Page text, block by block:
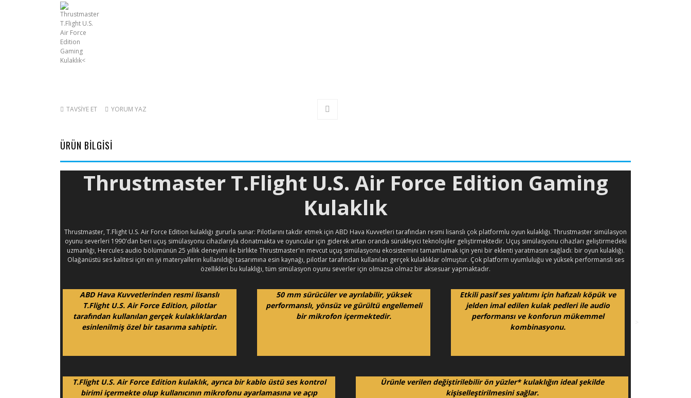
TAVSİYE ET YORUM YAZ
ÜRÜN BİLGİSİ
Thrustmaster T.Flight U.S. Air Force Edition Gaming
Kulaklık
Thrustmaster, T.Flight U.S. Air Force Edition kulaklığı gururla sunar: Pilotlarını takdir etmek için ABD Hava Kuvvetleri tarafından resmi lisanslı çok platformlu oyun kulaklığı. Thrustmaster simülasyon
oyunu severleri 1990'dan beri uçuş simülasyonu cihazlarıyla donatmakta ve oyuncular için giderek artan oranda sürükleyici teknolojiler geliştirmektedir. Uçuş simülasyonu cihazları geliştirmedeki
uzmanlığı, Hercules audio bölümünün 25 yıllık deneyimi ile birlikte Thrustmaster'ın mevcut uçuş simülasyonu ekosistemini tamamlamak için yeni bir eklenti yaratmasını sağladı: bir oyun kulaklığı.
Olağanüstü ses kalitesi için en iyi materyallerin kullanıldığı tasarımına esin kaynağı, pilotlar tarafından kullanılan gerçek kulaklıklar olmuştur. Çok platform uyumluluğu ve yüksek performanslı ses
özellikleri bu kulaklığı, tüm simülasyon oyunu severler için olmazsa olmaz bir aksesuar yapmaktadır.
ABD Hava Kuvvetlerinden resmi lisanslı
T.Flight U.S. Air Force Edition, pilotlar
tarafından kullanılan gerçek kulaklıklardan
esinlenilmiş özel bir tasarıma sahiptir.
50 mm sürücüler ve ayrılabilir, yüksek
performanslı, yönsüz ve gürültü engellemeli
bir mikrofon içermektedir.
Etkili pasif ses yalıtımı için hafızalı köpük ve
jelden imal edilen kulak pedleri ile audio
performansı ve konforun mükemmel
kombinasyonu.
>
T.Flight U.S. Air Force Edition kulaklık, ayrıca bir kablo üstü ses kontrol
birimi içermekte olup kullanıcının mikrofonu ayarlamasına ve açıp
Ürünle verilen değiştirilebilir ön yüzler* kulaklığın ideal şekilde
kişiselleştirilmesini sağlar.